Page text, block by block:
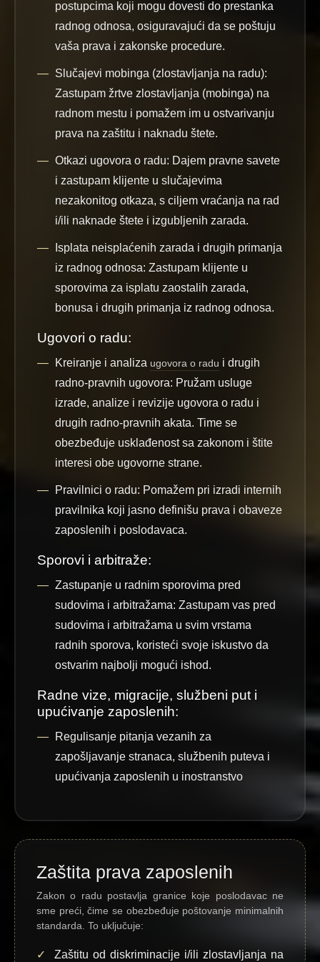
postupcima koji mogu dovesti do prestanka
radnog odnosa, osiguravajući da se poštuju
vaša prava i zakonske procedure.
Slučajevi mobinga (zlostavljanja na radu):
Zastupam žrtve zlostavljanja (mobinga) na
radnom mestu i pomažem im u ostvarivanju
prava na zaštitu i naknadu štete.
Otkazi ugovora o radu: Dajem pravne savete
i zastupam klijente u slučajevima
nezakonitog otkaza, s ciljem vraćanja na rad
i/ili naknade štete i izgubljenih zarada.
Isplata neisplaćenih zarada i drugih primanja
iz radnog odnosa: Zastupam klijente u
sporovima za isplatu zaostalih zarada,
bonusa i drugih primanja iz radnog odnosa.
Ugovori o radu:
Kreiranje i analiza ugovora o radu i drugih
radno-pravnih ugovora: Pružam usluge
izrade, analize i revizije ugovora o radu i
drugih radno-pravnih akata. Time se
obezbeđuje usklađenost sa zakonom i štite
interesi obe ugovorne strane.
Pravilnici o radu: Pomažem pri izradi internih
pravilnika koji jasno definišu prava i obaveze
zaposlenih i poslodavaca.
Sporovi i arbitraže:
Zastupanje u radnim sporovima pred
sudovima i arbitražama: Zastupam vas pred
sudovima i arbitražama u svim vrstama
radnih sporova, koristeći svoje iskustvo da
ostvarim najbolji mogući ishod.
Radne vize, migracije, službeni put i
upućivanje zaposlenih:
Regulisanje pitanja vezanih za
zapošljavanje stranaca, službenih puteva i
upućivanja zaposlenih u inostranstvo
Zaštita prava zaposlenih
Zakon o radu postavlja granice koje poslodavac ne
sme preći, čime se obezbeđuje poštovanje minimalnih
standarda. To uključuje:
Zaštitu od diskriminacije i/ili zlostavljanja na